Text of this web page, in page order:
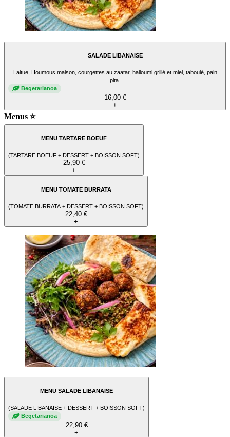
SALADE LIBANAISE
Laitue, Houmous maison, courgettes au zaatar, halloumi grillé et miel, taboulé, pain
pita.
Begetarianoa
16,00 €
+
Menus ⭐
MENU TARTARE BOEUF
(TARTARE BOEUF + DESSERT + BOISSON SOFT)
25,90 €
+
MENU TOMATE BURRATA
(TOMATE BURRATA + DESSERT + BOISSON SOFT)
22,40 €
+
MENU SALADE LIBANAISE
(SALADE LIBANAISE + DESSERT + BOISSON SOFT)
Begetarianoa
22,90 €
+